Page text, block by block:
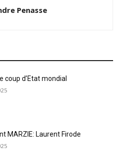
Penasse
coup d’Etat mondial
MARZIE: Laurent Firode